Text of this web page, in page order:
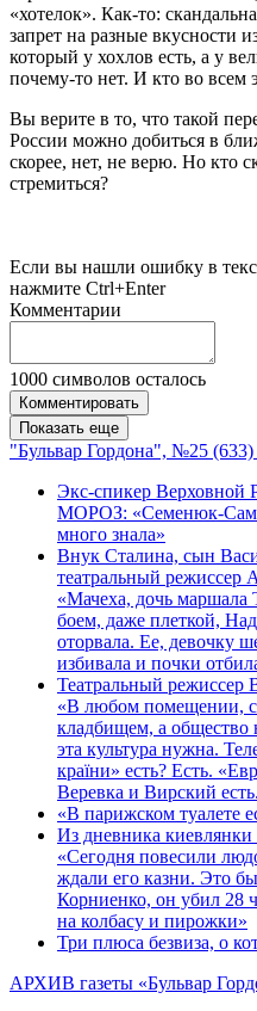
«хотелок». Как-то:
запрет на разные вкусности
который у хохлов есть, а у
почему-то нет. И кто во всем
Вы верите в то, что такой
России можно добиться в
скорее, нет, не верю. Но кто
стремиться?
Если вы нашли ошибку в
нажмите Ctrl+Enter
Комментарии
1000 символов осталось
Комментировать
Показать еще
"Бульвар Гордона", №25
Экс-спикер Верховной
МОРОЗ: «Семенюк-
много знала»
Внук Сталина, сын
театральный
«Мачеха, дочь
боем, даже плеткой,
оторвала. Ее, девочку
избивала и почки
Театральный
«В любом помещении,
кладбищем, а
эта культура нужна.
країни» есть? Есть.
Веревка и Вирский
«В парижском туалете
Из дневника
«Сегодня повесили
ждали его казни. Это
Корниенко, он убил 28
на колбасу и пирожки»
Три плюса безвиза, о
АРХИВ газеты «Бульвар